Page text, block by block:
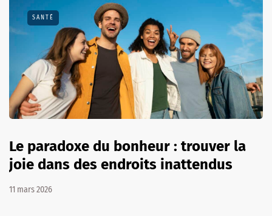
SANTÉ
Le paradoxe du bonheur : trouver la
joie dans des endroits inattendus
11 mars 2026